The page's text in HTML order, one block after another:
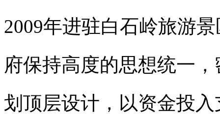
2009年进驻白石岭旅游
府保持高度的思想统一
划顶层设计，以资金投